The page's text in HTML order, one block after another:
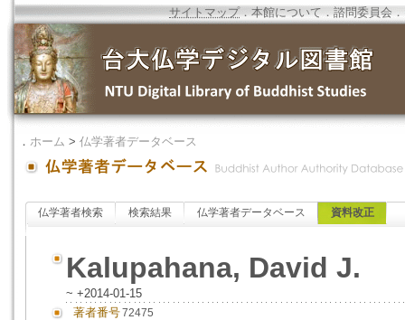
サイトマップ．本館について ．諮問委員会 ．
． ホーム > 仏学著者データベース
仏学著者検索 検索結果 仏学著者データベース 資料改正
Kalupahana, David J.
~ +2014-01-15
著者番号72475